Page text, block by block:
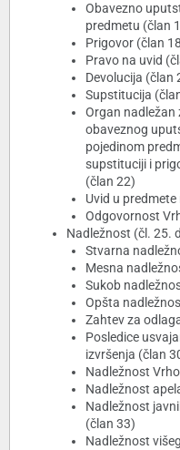
Obavezno
predmetu (član
Prigovor (član
Pravo na uvid
Devolucija (član
Supstitucija
Organ nadležan
obaveznog
pojedinom
supstituciji i
(član 22)
Uvid u
Odgovornost
Nadležnost (čl. 25.
Stvarna
Mesna
Sukob
Opšta
Zahtev za
Posledice
izvršenja (član
Nadležnost
Nadležnost
Nadležnost
(član 33)
Nadležnost